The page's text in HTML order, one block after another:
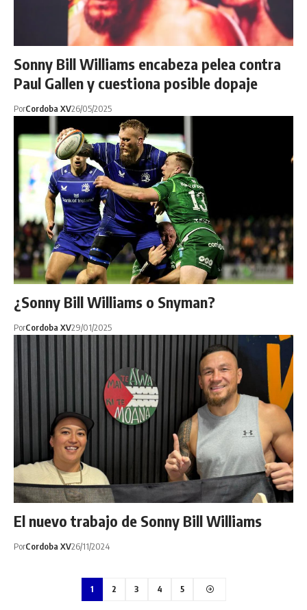
Sonny Bill Williams encabeza pelea contra
Paul Gallen y cuestiona posible dopaje
PorCordoba XV26/05/2025
¿Sonny Bill Williams o Snyman?
PorCordoba XV29/01/2025
El nuevo trabajo de Sonny Bill Williams
PorCordoba XV26/11/2024
1 2 3 4 5